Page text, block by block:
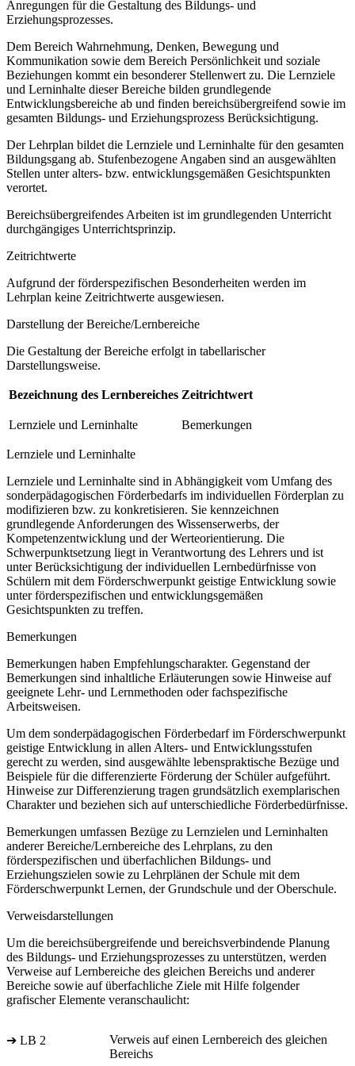
Anregungen für die Gestaltung des Bildungs- und
Erziehungsprozesses.
Dem Bereich Wahrnehmung, Denken, Bewegung und
Kommunikation sowie dem Bereich Persönlichkeit und soziale
Beziehungen kommt ein besonderer Stellenwert zu. Die Lernziele
und Lerninhalte dieser Bereiche bilden grundlegende
Entwicklungsbereiche ab und finden bereichsübergreifend sowie im
gesamten Bildungs- und Erziehungsprozess Berücksichtigung.
Der Lehrplan bildet die Lernziele und Lerninhalte für den gesamten
Bildungsgang ab. Stufenbezogene Angaben sind an ausgewählten
Stellen unter alters- bzw. entwicklungsgemäßen Gesichtspunkten
verortet.
Bereichsübergreifendes Arbeiten ist im grundlegenden Unterricht
durchgängiges Unterrichtsprinzip.
Zeitrichtwerte
Aufgrund der förderspezifischen Besonderheiten werden im
Lehrplan keine Zeitrichtwerte ausgewiesen.
Darstellung der Bereiche/Lernbereiche
Die Gestaltung der Bereiche erfolgt in tabellarischer
Darstellungsweise.
Bezeichnung des Lernbereiches Zeitrichtwert
Lernziele und Lerninhalte Bemerkungen
Lernziele und Lerninhalte
Lernziele und Lerninhalte sind in Abhängigkeit vom Umfang des
sonderpädagogischen Förderbedarfs im individuellen Förderplan zu
modifizieren bzw. zu konkretisieren. Sie kennzeichnen
grundlegende Anforderungen des Wissenserwerbs, der
Kompetenzentwicklung und der Werteorientierung. Die
Schwerpunktsetzung liegt in Verantwortung des Lehrers und ist
unter Berücksichtigung der individuellen Lernbedürfnisse von
Schülern mit dem Förderschwerpunkt geistige Entwicklung sowie
unter förderspezifischen und entwicklungsgemäßen
Gesichtspunkten zu treffen.
Bemerkungen
Bemerkungen haben Empfehlungscharakter. Gegenstand der
Bemerkungen sind inhaltliche Erläuterungen sowie Hinweise auf
geeignete Lehr- und Lernmethoden oder fachspezifische
Arbeitsweisen.
Um dem sonderpädagogischen Förderbedarf im Förderschwerpunkt
geistige Entwicklung in allen Alters- und Entwicklungsstufen
gerecht zu werden, sind ausgewählte lebenspraktische Bezüge und
Beispiele für die differenzierte Förderung der Schüler aufgeführt.
Hinweise zur Differenzierung tragen grundsätzlich exemplarischen
Charakter und beziehen sich auf unterschiedliche Förderbedürfnisse.
Bemerkungen umfassen Bezüge zu Lernzielen und Lerninhalten
anderer Bereiche/Lernbereiche des Lehrplans, zu den
förderspezifischen und überfachlichen Bildungs- und
Erziehungszielen sowie zu Lehrplänen der Schule mit dem
Förderschwerpunkt Lernen, der Grundschule und der Oberschule.
Verweisdarstellungen
Um die bereichsübergreifende und bereichsverbindende Planung
des Bildungs- und Erziehungsprozesses zu unterstützen, werden
Verweise auf Lernbereiche des gleichen Bereichs und anderer
Bereiche sowie auf überfachliche Ziele mit Hilfe folgender
grafischer Elemente veranschaulicht:
➔ LB 2
Verweis auf einen Lernbereich des gleichen
Bereichs